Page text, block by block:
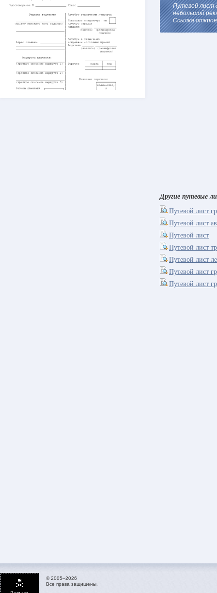
Путевой лист
небольшой
Ссылка
Другие путевые
Путевой лист
Путевой лист
Путевой лист
Путевой лист
Путевой лист
Путевой лист
Путевой лист
© 2005–2026
Все права защищены.